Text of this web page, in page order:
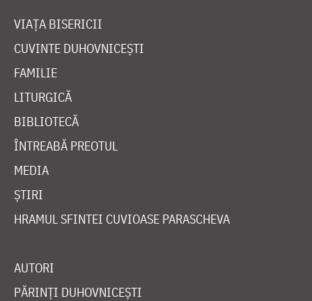
VIAȚA BISERICII
CUVINTE DUHOVNICEȘTI
FAMILIE
LITURGICĂ
BIBLIOTECĂ
ÎNTREABĂ PREOTUL
MEDIA
ȘTIRI
HRAMUL SFINTEI CUVIOASE PARASCHEVA
AUTORI
PĂRINȚI DUHOVNICEȘTI